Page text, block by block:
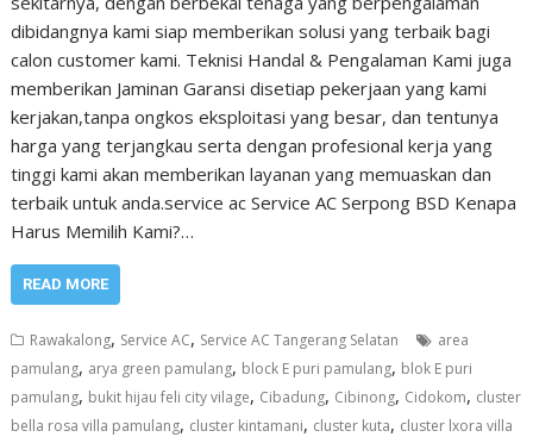
dibidangnya kami siap memberikan solusi yang terbaik bagi
calon customer kami. Teknisi Handal & Pengalaman Kami juga
memberikan Jaminan Garansi disetiap pekerjaan yang kami
kerjakan,tanpa ongkos eksploitasi yang besar, dan tentunya
harga yang terjangkau serta dengan profesional kerja yang
tinggi kami akan memberikan layanan yang memuaskan dan
terbaik untuk anda.service ac Service AC Serpong BSD Kenapa
Harus Memilih Kami?…
READ MORE
Rawakalong, Service AC, Service AC Tangerang Selatan
area
pamulang, arya green pamulang, block E puri pamulang, blok E puri
pamulang, bukit hijau feli city vilage, Cibadung, Cibinong, Cidokom, cluster
bella rosa villa pamulang, cluster kintamani, cluster kuta, cluster lxora villa